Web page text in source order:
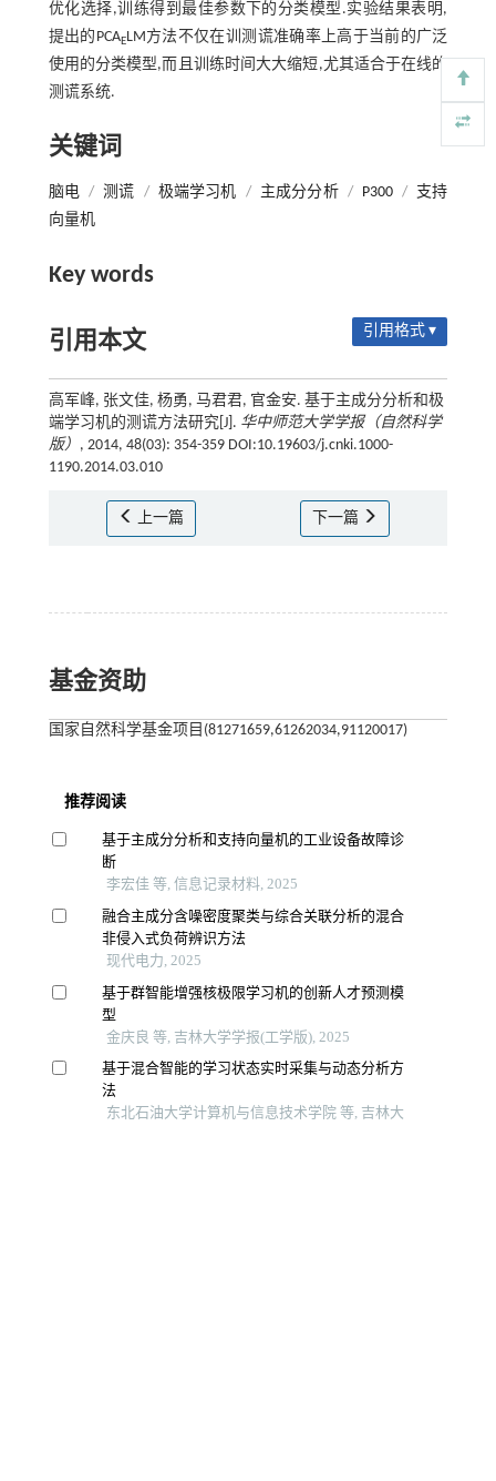
优化选择,训练得到最佳参数下的分类模型.实验结果表明,
提出的PCAELM方法不仅在训测谎准确率上高于当前的广泛
使用的分类模型,而且训练时间大大缩短,尤其适合于在线的
测谎系统.
关键词
脑电 / 测谎 / 极端学习机 / 主成分分析 / P300 / 支持
向量机
Key words
引用本文 引用格式 ▾
高军峰, 张文佳, 杨勇, 马君君, 官金安. 基于主成分分析和极
端学习机的测谎方法研究[J]. 华中师范大学学报（自然科学
版） , 2014, 48(03): 354-359 DOI:10.19603/j.cnki.1000-
1190.2014.03.010
上一篇 下一篇
基金资助
国家自然科学基金项目(81271659,61262034,91120017)